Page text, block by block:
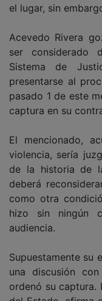
el lugar, sin
Acevedo Rivera
ser considerado
Sistema de
presentarse al
pasado 1 de este
captura en su
El mencionado,
violencia, sería
de la historia de
deberá
como otra
hizo sin ningún
audiencia.
Supuestamente su
una discusión
ordenó su captura.